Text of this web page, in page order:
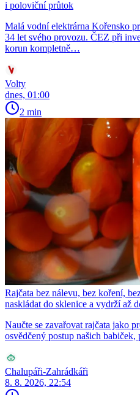
i poloviční průtok
Malá vodní elektrárna Kořensko
34 let svého provozu. ČEZ při
korun kompletně…
Volty
dnes, 01:00
2 min
Rajčata bez nálevu, bez koření,
naskládat do sklenice a vydrží až
Naučte se zavařovat rajčata jako
osvědčený postup našich babiček,
Chalupáři-Zahrádkáři
8. 8. 2026, 22:54